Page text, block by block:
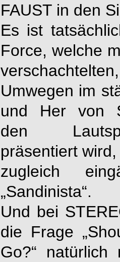
FAUST in den
Es ist
Force, welche
Umwegen im
und Her von
den
präsentiert
zugleich
„Sandinista“.
Und bei
die Frage
Go?“ natürlich